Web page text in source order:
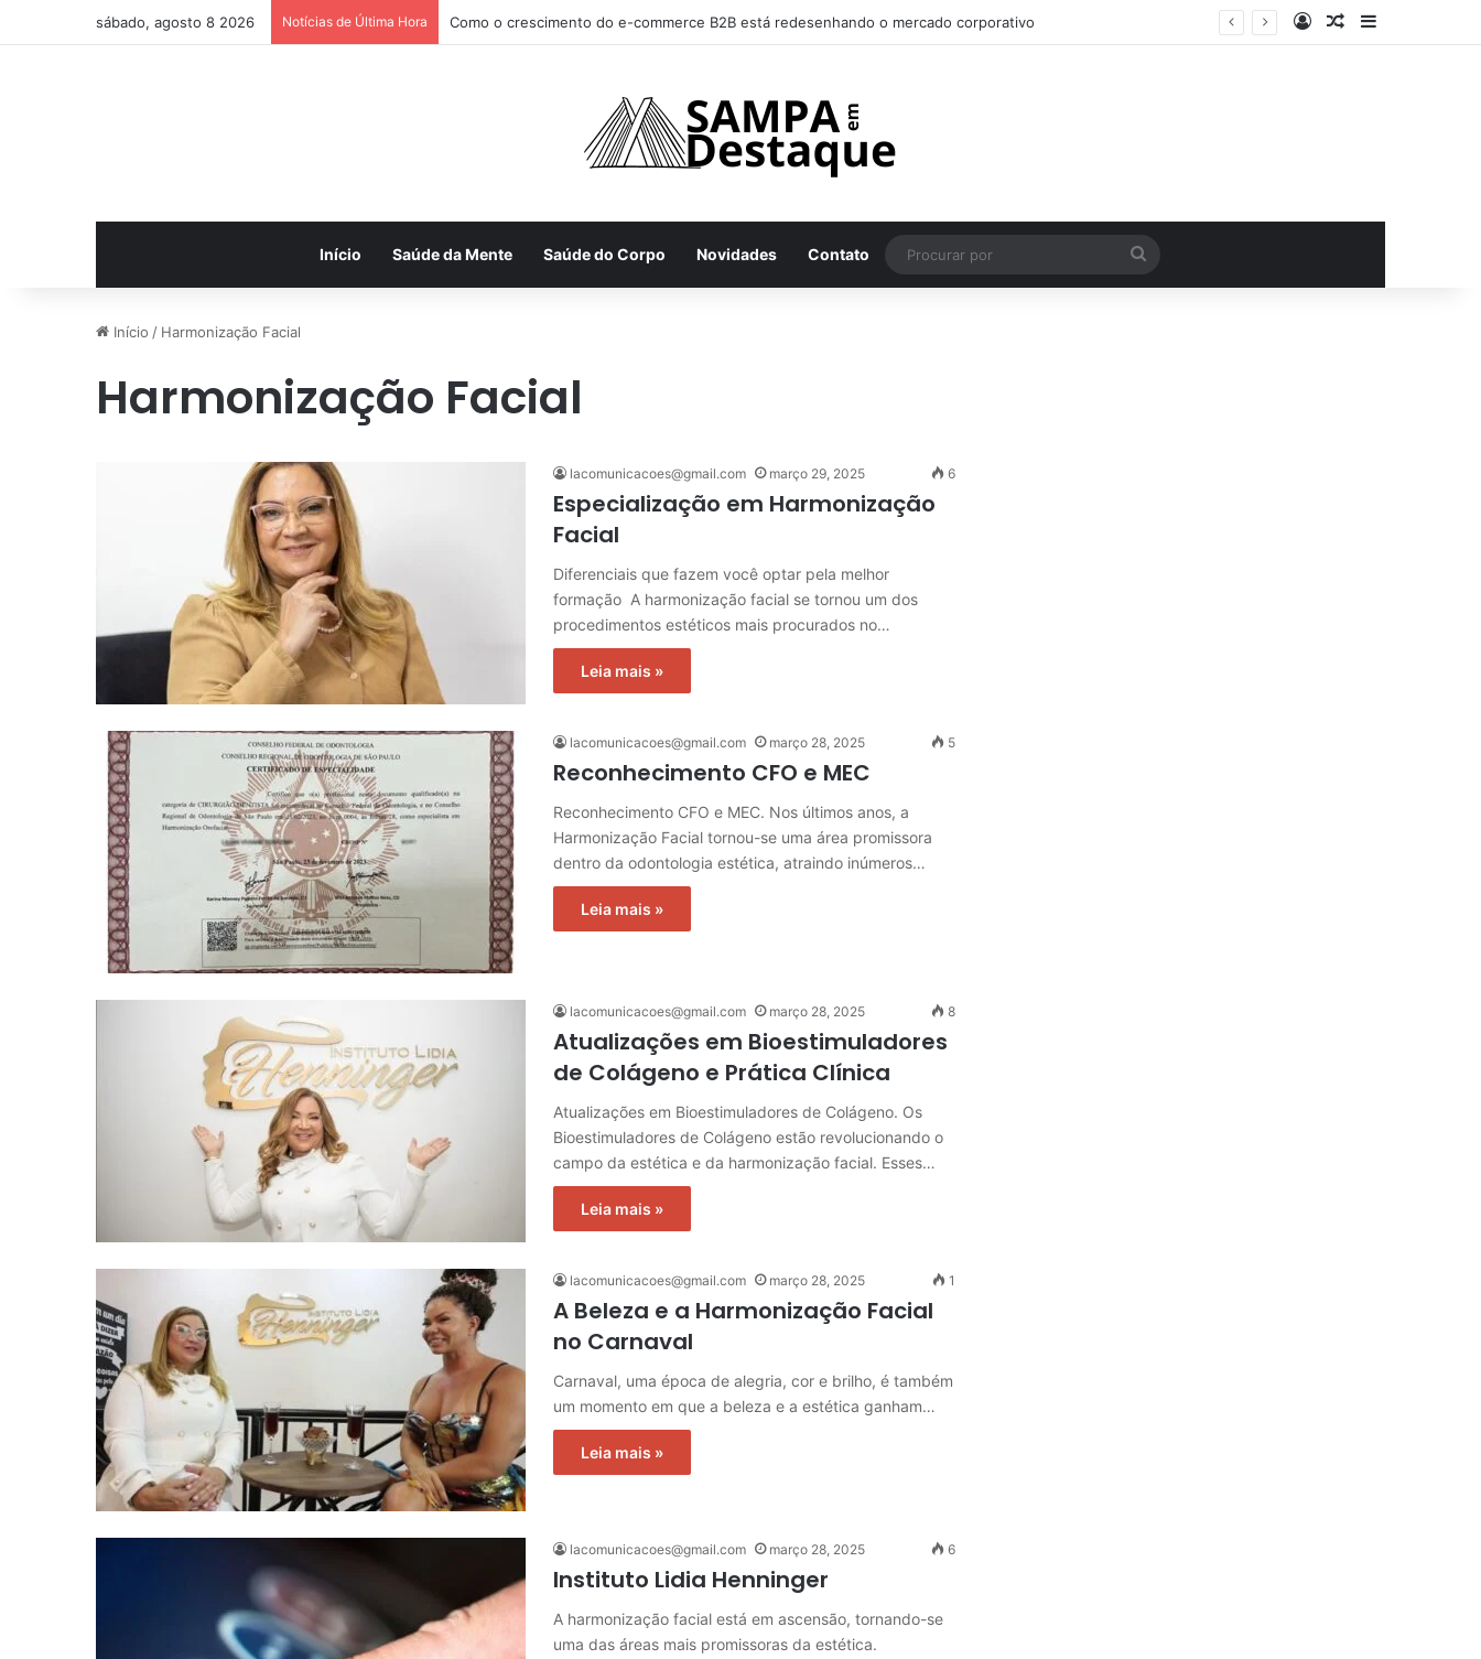
sábado, agosto 8 2026 Notícias de Última Hora Como achar os melhores lugares para happy hour na sua região EntrarArtigo aleatório
Barra Lateral
Início Saúde da Mente Saúde do Corpo Novidades Contato
por
Início / Harmonização Facial
Harmonização Facial
lacomunicacoes@gmail.com março 29, 2025 6
Especialização em Harmonização
Facial
Diferenciais que fazem você optar pela melhor
formação A harmonização facial se tornou um dos
procedimentos estéticos mais procurados no…
Leia mais »
lacomunicacoes@gmail.com março 28, 2025 5
Reconhecimento CFO e MEC
Reconhecimento CFO e MEC. Nos últimos anos, a
Harmonização Facial tornou-se uma área promissora
dentro da odontologia estética, atraindo inúmeros…
Leia mais »
lacomunicacoes@gmail.com março 28, 2025 8
Atualizações em Bioestimuladores
de Colágeno e Prática Clínica
Atualizações em Bioestimuladores de Colágeno. Os
Bioestimuladores de Colágeno estão revolucionando o
campo da estética e da harmonização facial. Esses…
Leia mais »
lacomunicacoes@gmail.com março 28, 2025 1
A Beleza e a Harmonização Facial
no Carnaval
Carnaval, uma época de alegria, cor e brilho, é também
um momento em que a beleza e a estética ganham…
Leia mais »
lacomunicacoes@gmail.com março 28, 2025 6
Instituto Lidia Henninger
A harmonização facial está em ascensão, tornando-se
uma das áreas mais promissoras da estética.